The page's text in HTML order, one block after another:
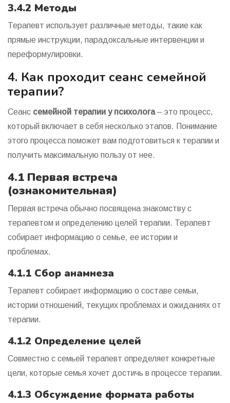
3.4.2 Методы
Терапевт использует различные методы, такие как
прямые инструкции, парадоксальные интервенции и
переформулировки.
4. Как проходит сеанс семейной
терапии?
Сеанс семейной терапии у психолога– это процесс,
который включает в себя несколько этапов. Понимание
этого процесса поможет вам подготовиться к терапии и
получить максимальную пользу от нее.
4.1 Первая встреча
(ознакомительная)
Первая встреча обычно посвящена знакомству с
терапевтом и определению целей терапии. Терапевт
собирает информацию о семье, ее истории и
проблемах.
4.1.1 Сбор анамнеза
Терапевт собирает информацию о составе семьи,
истории отношений, текущих проблемах и ожиданиях от
терапии.
4.1.2 Определение целей
Совместно с семьей терапевт определяет конкретные
цели, которые семья хочет достичь в процессе терапии.
4.1.3 Обсуждение формата работы